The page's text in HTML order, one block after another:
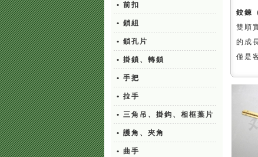
• 前扣
• 鎖組
• 鎖孔片
• 掛鎖、轉鎖
• 手把
• 拉手
• 三角吊、掛鈎、相框葉片
• 護角、夾角
• 曲手
鉸鍊
雙順
的成
僅是